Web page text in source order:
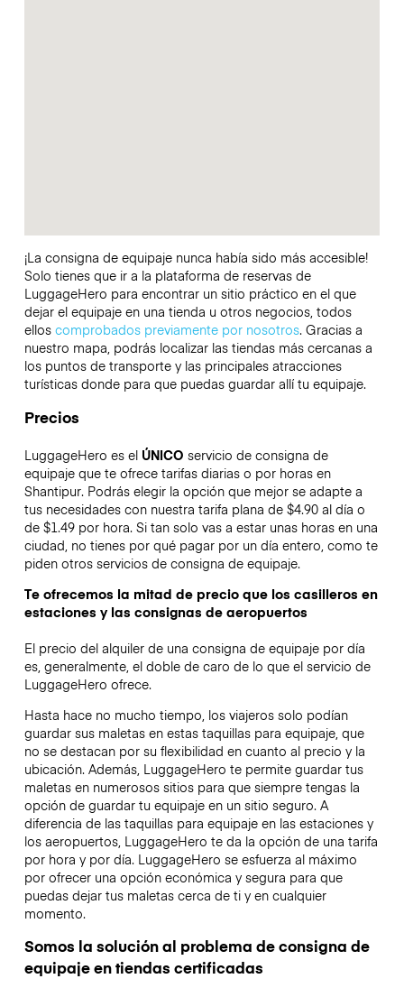
¡La consigna de equipaje nunca había sido más accesible!
Solo tienes que ir a la plataforma de reservas de
LuggageHero para encontrar un sitio práctico en el que
dejar el equipaje en una tienda u otros negocios, todos
ellos comprobados previamente por nosotros. Gracias a
nuestro mapa, podrás localizar las tiendas más cercanas a
los puntos de transporte y las principales atracciones
turísticas donde para que puedas guardar allí tu equipaje.
Precios
LuggageHero es el ÚNICO servicio de consigna de
equipaje que te ofrece tarifas diarias o por horas en
Shantipur. Podrás elegir la opción que mejor se adapte a
tus necesidades con nuestra tarifa plana de $4.90 al día o
de $1.49 por hora. Si tan solo vas a estar unas horas en una
ciudad, no tienes por qué pagar por un día entero, como te
piden otros servicios de consigna de equipaje.
Te ofrecemos la mitad de precio que los casilleros en
estaciones y las consignas de aeropuertos
El precio del alquiler de una consigna de equipaje por día
es, generalmente, el doble de caro de lo que el servicio de
LuggageHero ofrece.
Hasta hace no mucho tiempo, los viajeros solo podían
guardar sus maletas en estas taquillas para equipaje, que
no se destacan por su flexibilidad en cuanto al precio y la
ubicación. Además, LuggageHero te permite guardar tus
maletas en numerosos sitios para que siempre tengas la
opción de guardar tu equipaje en un sitio seguro. A
diferencia de las taquillas para equipaje en las estaciones y
los aeropuertos, LuggageHero te da la opción de una tarifa
por hora y por día. LuggageHero se esfuerza al máximo
por ofrecer una opción económica y segura para que
puedas dejar tus maletas cerca de ti y en cualquier
momento.
Somos la solución al problema de consigna de
equipaje en tiendas certificadas